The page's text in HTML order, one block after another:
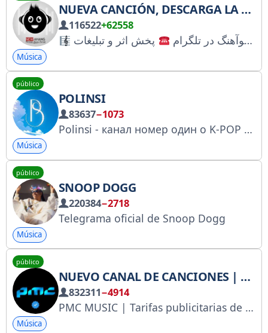
NUEVA CANCIÓN, DESCARGA LA NUEVA CANCIÓN
116522+62558
کانال رسمی وبسایت نیوآهنگ در تلگرام
Música
público
POLINSI
83637−1073
Polinsi - канал номер один о K-POP индустрии
Música
público
SNOOP DOGG
220384−2718
Telegrama oficial de Snoop Dogg
Música
público
NUEVO CANAL DE CANCIONES | MÚSICA ALEGRE
832311−4914
PMC MUSIC | Tarifas publicitarias de PMC MUSIC: @pmc_ads
Música